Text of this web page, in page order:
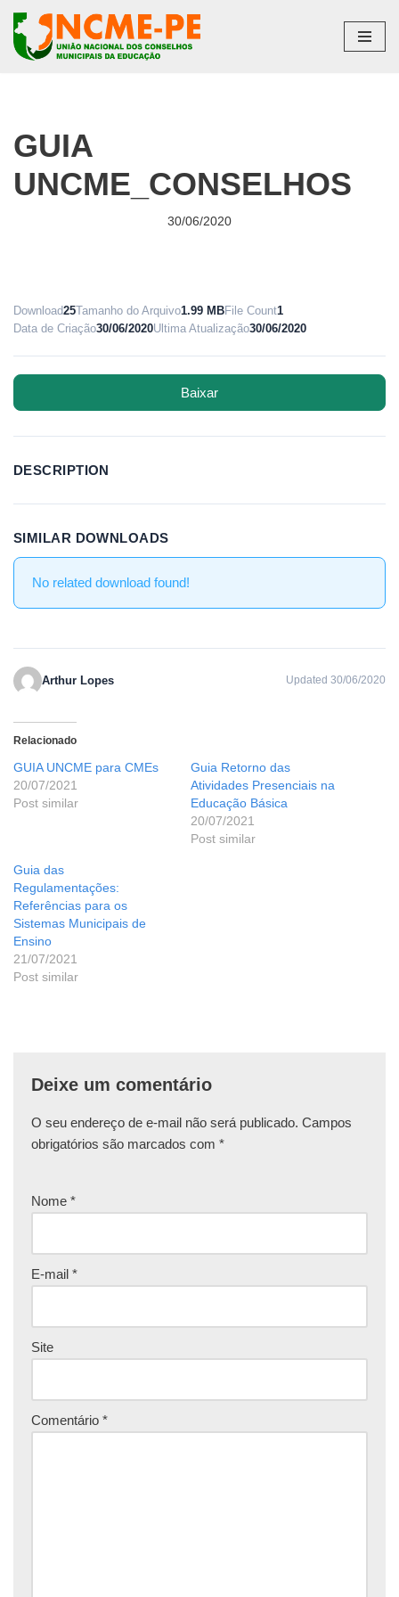
Pular
GUIA
UNCME_CONSELHOS
30/06/2020
Download25Tamanho do Arquivo1.99 MBFile Count1
Data de Criação30/06/2020Ultima Atualização30/06/2020
Baixar
DESCRIPTION
SIMILAR DOWNLOADS
No related download found!
Arthur Lopes Updated 30/06/2020
Relacionado
GUIA UNCME para CMEs
20/07/2021
Post similar
Guia Retorno das
Atividades Presenciais na
Educação Básica
20/07/2021
Post similar
Guia das
Regulamentações:
Referências para os
Sistemas Municipais de
Ensino
21/07/2021
Post similar
Deixe um comentário
O seu endereço de e-mail não será publicado. Campos
obrigatórios são marcados com *
Nome *
E-mail *
Site
Comentário *